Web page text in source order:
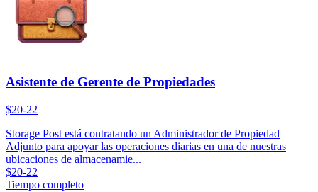
Asistente de Gerente de Propiedades
$20-22
Storage Post está contratando un Administrador de Propiedad
Adjunto para apoyar las operaciones diarias en una de nuestras
ubicaciones de almacenamie...
$20-22
Tiempo completo